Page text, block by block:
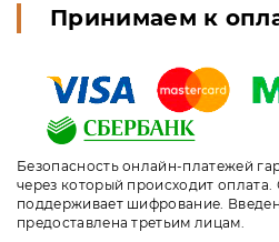
Принимаем к
Безопасность онлайн-платежей
через который происходит
поддерживает шифрование.
предоставлена третьим лицам.